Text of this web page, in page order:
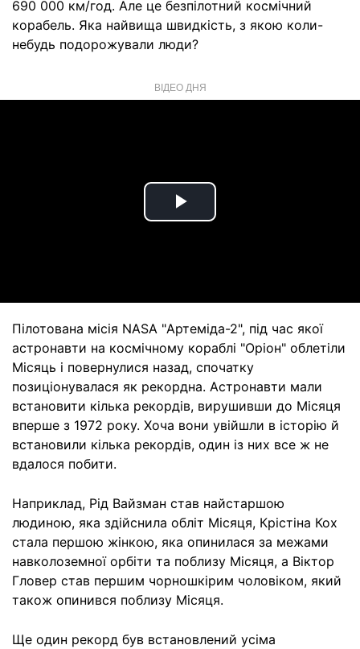
690 000 км/год. Але це безпілотний космічний
корабель. Яка найвища швидкість, з якою коли-
небудь подорожували люди?
ВІДЕО ДНЯ
Play
Пілотована місія NASA "Артеміда-2", під час якої
астронавти на космічному кораблі "Оріон" облетіли
Місяць і повернулися назад, спочатку
позиціонувалася як рекордна. Астронавти мали
встановити кілька рекордів, вирушивши до Місяця
вперше з 1972 року. Хоча вони увійшли в історію й
встановили кілька рекордів, один із них все ж не
вдалося побити.
Наприклад, Рід Вайзман став найстаршою
людиною, яка здійснила обліт Місяця, Крістіна Кох
стала першою жінкою, яка опинилася за межами
навколоземної орбіти та поблизу Місяця, а Віктор
Гловер став першим чорношкірим чоловіком, який
також опинився поблизу Місяця.
Ще один рекорд був встановлений усіма